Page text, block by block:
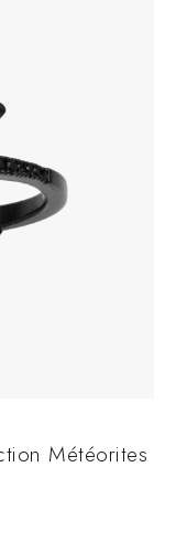
Météorites